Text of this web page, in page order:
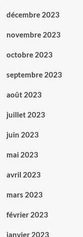
décembre 2023
novembre 2023
octobre 2023
septembre 2023
août 2023
juillet 2023
juin 2023
mai 2023
avril 2023
mars 2023
février 2023
janvier 2023